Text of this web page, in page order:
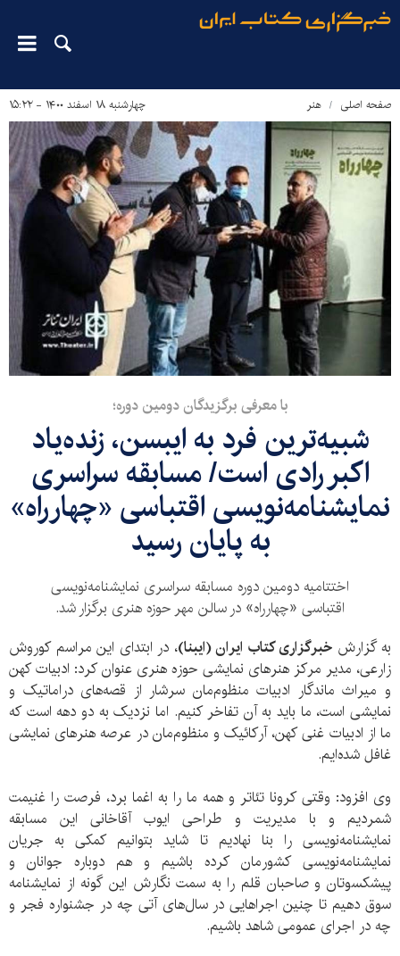
صفحه اصلی هنر چهارشنبه ۱۸ اسفند ۱۴۰۰ - ۱۵:۲۲
با معرفی برگزیدگان دومین دوره؛
شبیه‌ترین فرد به ایبسن، زنده‌یاد
اکبر رادی است/ مسابقه سراسری
نمایشنامه‌نویسی اقتباسی «چهارراه»
به پایان رسید
اختتامیه دومین دوره مسابقه سراسری نمایشنامه‌نویسی
اقتباسی «چهارراه» در سالن مهر حوزه هنری برگزار شد.
به گزارش خبرگزاری کتاب ایران (ایبنا)، در ابتدای این مراسم کوروش
زارعی، مدیر مرکز هنرهای نمایشی حوزه هنری عنوان کرد: ادبیات کهن
و میراث ماندگار ادبیات منظوم‌مان سرشار از قصه‌های دراماتیک و
نمایشی است، ما باید به آن تفاخر کنیم. اما نزدیک به دو دهه است که
ما از ادبیات غنی کهن، آرکائیک و منظوم‌مان در عرصه هنرهای نمایشی
غافل شده‌ایم.
وی افزود: وقتی کرونا تئاتر و همه ما را به اغما برد، فرصت را غنیمت
شمردیم و با مدیریت و طراحی ایوب آقاخانی این مسابقه
نمایشنامه‌نویسی را بنا نهادیم تا شاید بتوانیم کمکی به جریان
نمایشنامه‌نویسی کشورمان کرده باشیم و هم دوباره جوانان و
پیشکسوتان و صاحبان قلم را به سمت نگارش این گونه از نمایشنامه
سوق دهیم تا چنین اجراهایی در سال‌های آتی چه در جشنواره فجر و
چه در اجرای عمومی شاهد باشیم.